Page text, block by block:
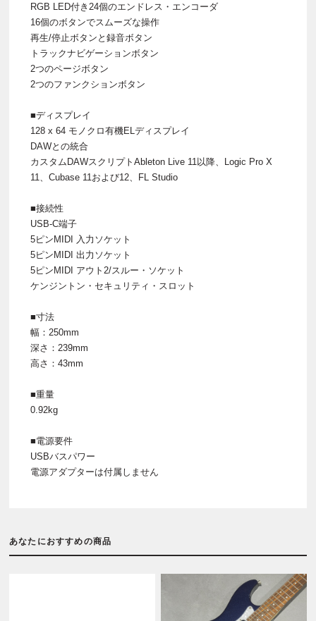
RGB LED付き24個のエンドレス・エンコーダ
16個のボタンでスムーズな操作
再生/停止ボタンと録音ボタン
トラックナビゲーションボタン
2つのページボタン
2つのファンクションボタン
■ディスプレイ
128 x 64 モノクロ有機ELディスプレイ
DAWとの統合
カスタムDAWスクリプトAbleton Live 11以降、Logic Pro X
11、Cubase 11および12、FL Studio
■接続性
USB-C端子
5ピンMIDI 入力ソケット
5ピンMIDI 出力ソケット
5ピンMIDI アウト2/スルー・ソケット
ケンジントン・セキュリティ・スロット
■寸法
幅：250mm
深さ：239mm
高さ：43mm
■重量
0.92kg
■電源要件
USBバスパワー
電源アダプターは付属しません
あなたにおすすめの商品